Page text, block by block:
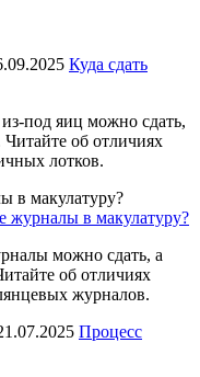
Куда сдать
под яиц можно сдать,
Читайте об отличиях
лотков.
журналы в макулатуру?
можно сдать, а
об отличиях
журналов.
Процесс